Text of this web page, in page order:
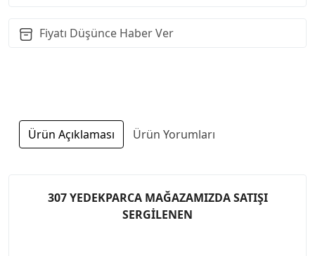
Fiyatı Düşünce Haber Ver
Ürün Açıklaması Ürün Yorumları
307 YEDEKPARCA MAĞAZAMIZDA SATIŞI
SERGİLENEN